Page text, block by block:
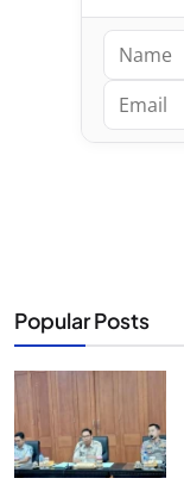
Popular Posts